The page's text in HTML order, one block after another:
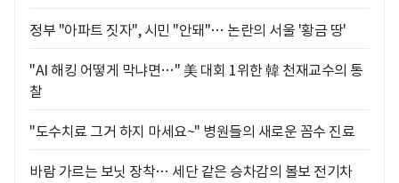
정부 "아파트 짓자", 시민 "안돼"… 논란의 서울 '황금 땅'
"AI 해킹 어떻게 막냐면…" 美 대회 1위한 韓 천재교수의 통
찰
"도수치료 그거 하지 마세요~" 병원들의 새로운 꼼수 진료
바람 가르는 보닛 장착… 세단 같은 승차감의 볼보 전기차